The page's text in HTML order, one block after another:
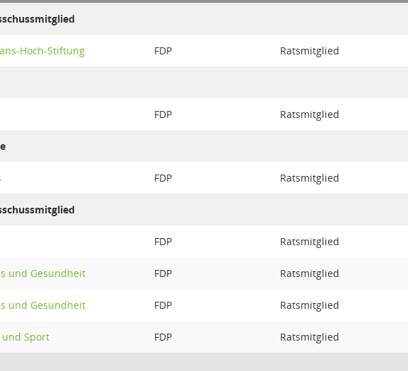
Hoch-Stiftung FDP Ratsmitglied
FDP Ratsmitglied
FDP Ratsmitglied
FDP Ratsmitglied
und Gesundheit FDP Ratsmitglied
und Gesundheit FDP Ratsmitglied
und Sport FDP Ratsmitglied